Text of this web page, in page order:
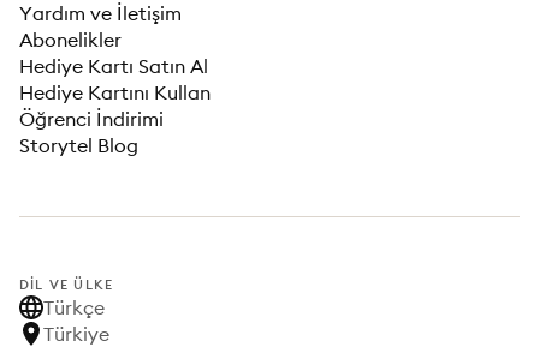
Yardım ve İletişim
Abonelikler
Hediye Kartı Satın Al
Hediye Kartını Kullan
Öğrenci İndirimi
Storytel Blog
DIL VE ÜLKE
Türkçe
Türkiye